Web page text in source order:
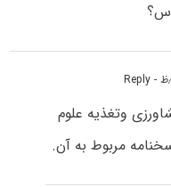
- Reply
وتغذیه علوم
مربوط به آن.